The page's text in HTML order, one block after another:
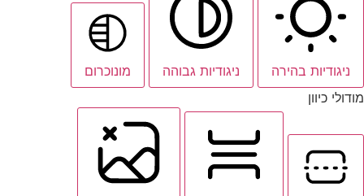
ניגודיות בהירה ניגודיות גבוהה
מונוכרום
מודולי כיוון